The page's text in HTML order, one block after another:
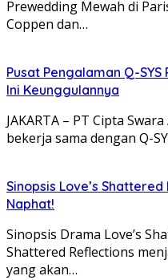
Prewedding Mewah di
Coppen dan…
Pusat Pengalaman Q-
Ini Keunggulannya
JAKARTA – PT Cipta
bekerja sama dengan Q-
Sinopsis Love’s
Naphat!
Sinopsis Drama Love’s
Shattered Reflections
yang akan…